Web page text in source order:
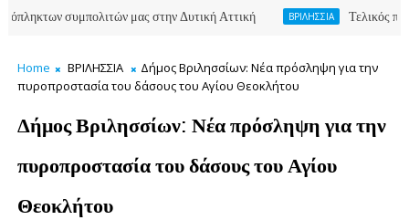
συμπολιτών μας στην Δυτική Αττική ΒΡΙΛΗΣΣΙΑ Τελικός
Home ΒΡΙΛΗΣΣΙΑ
Δήμος Βριλησσίων: Νέα πρόσληψη για την
πυροπροστασία του δάσους του Αγίου Θεοκλήτου
Δήμος Βριλησσίων: Νέα πρόσληψη για την
πυροπροστασία του δάσους του Αγίου
Θεοκλήτου